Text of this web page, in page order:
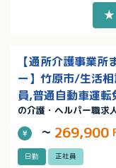
★
【通所介護事業
ー】竹原市/生活
員,普通自動車運
の介護・ヘルパー職求
～ 269,900
日勤 正社員